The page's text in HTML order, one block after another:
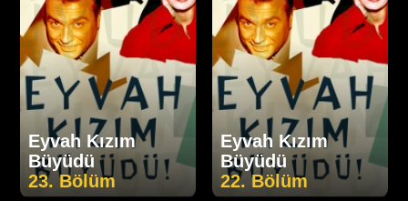
Eyvah Kızım
Büyüdü
23. Bölüm
Eyvah Kızım
Büyüdü
22. Bölüm